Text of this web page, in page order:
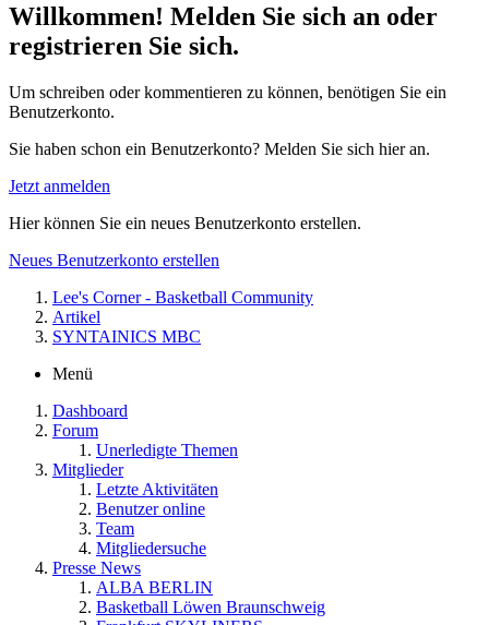
Willkommen! Melden Sie sich an oder
registrieren Sie sich.
Um schreiben oder kommentieren zu können, benötigen Sie ein
Benutzerkonto.
Sie haben schon ein Benutzerkonto? Melden Sie sich hier an.
Jetzt anmelden
Hier können Sie ein neues Benutzerkonto erstellen.
Neues Benutzerkonto erstellen
Lee's Corner - Basketball Community
Artikel
SYNTAINICS MBC
Menü
Dashboard
Forum
Unerledigte Themen
Mitglieder
Letzte Aktivitäten
Benutzer online
Team
Mitgliedersuche
Presse News
ALBA BERLIN
Basketball Löwen Braunschweig